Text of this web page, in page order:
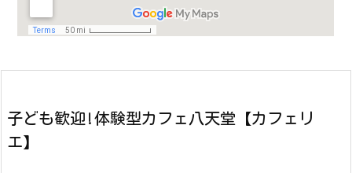
子ども歓迎!体験型カフェ八天堂【カフェリ
エ】